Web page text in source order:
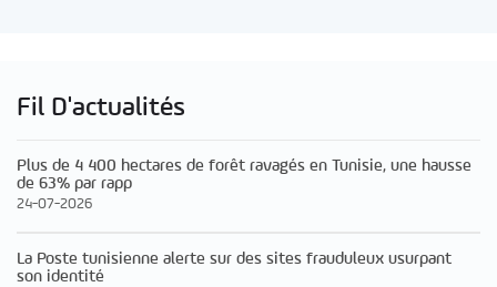
Fil D'actualités
Plus de 4 400 hectares de forêt ravagés en Tunisie, une hausse
de 63% par rapp
24-07-2026
La Poste tunisienne alerte sur des sites frauduleux usurpant
son identité